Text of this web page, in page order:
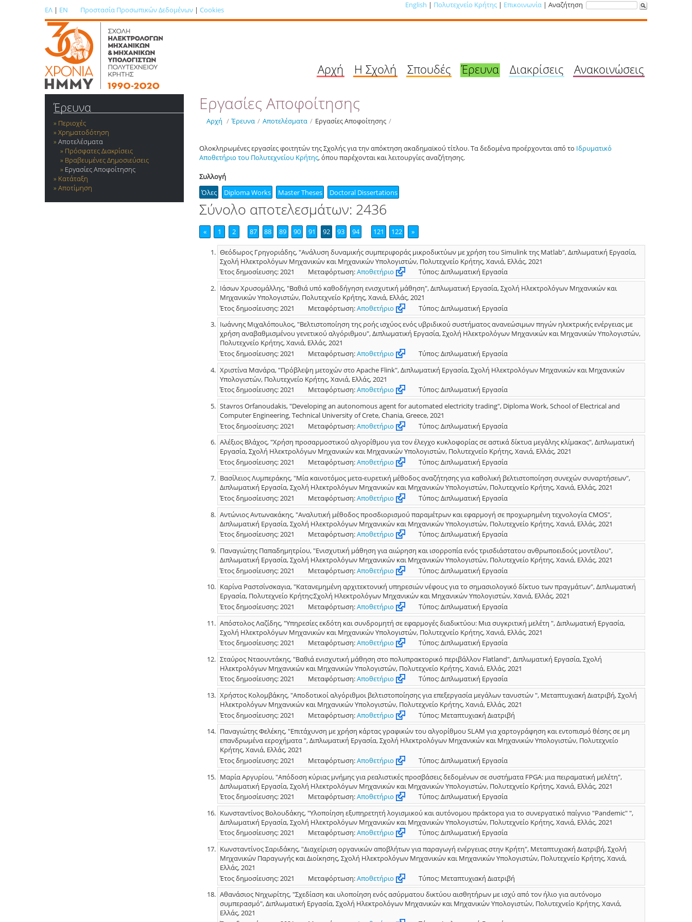
ΕΛ | EN Προστασία Προσωπικών Δεδομένων | Cookies
English | Πολυτεχνείο Κρήτης | Επικοινωνία | Αναζήτηση
Αρχή Η Σχολή Σπουδές Έρευνα Διακρίσεις Ανακοινώσεις
Έρευνα
Περιοχές
Χρηματοδότηση
Αποτελέσματα
Πρόσφατες Διακρίσεις
Βραβευμένες Δημοσιεύσεις
Εργασίες Αποφοίτησης
Κατάταξη
Αποτίμηση
Εργασίες Αποφοίτησης
Αρχή / Έρευνα / Αποτελέσματα / Εργασίες Αποφοίτησης /
Ολοκληρωμένες εργασίες φοιτητών της Σχολής για την απόκτηση ακαδημαϊκού τίτλου. Τα δεδομένα προέρχονται από το Ιδρυματικό
Αποθετήριο του Πολυτεχνείου Κρήτης, όπου παρέχονται και λειτουργίες αναζήτησης.
Συλλογή
Όλες
Diploma Works Master Theses Doctoral Dissertations
Σύνολο αποτελεσμάτων: 2436
« 1 2 87 88 89 90 91 92 93 94 121 122 »
Θεόδωρος Γρηγοριάδης, "Ανάλυση δυναμικής συμπεριφοράς μικροδικτύων με χρήση του Simulink της Matlab", Διπλωματική Εργασία,
Σχολή Ηλεκτρολόγων Μηχανικών και Μηχανικών Υπολογιστών, Πολυτεχνείο Κρήτης, Χανιά, Ελλάς, 2021
Έτος δημοσίευσης: 2021
Μεταφόρτωση:Αποθετήριο
Τύπος: Διπλωματική Εργασία
Ιάσων Χρυσομάλλης, "Βαθιά υπό καθοδήγηση ενισχυτική μάθηση", Διπλωματική Εργασία, Σχολή Ηλεκτρολόγων Μηχανικών και
Μηχανικών Υπολογιστών, Πολυτεχνείο Κρήτης, Χανιά, Ελλάς, 2021
Έτος δημοσίευσης: 2021
Μεταφόρτωση:Αποθετήριο
Τύπος: Διπλωματική Εργασία
Ιωάννης Μιχαλόπουλος, "Βελτιστοποίηση της ροής ισχύος ενός υβριδικού συστήματος ανανεώσιμων πηγών ηλεκτρικής ενέργειας με
χρήση αναβαθμισμένου γενετικού αλγόριθμου", Διπλωματική Εργασία, Σχολή Ηλεκτρολόγων Μηχανικών και Μηχανικών Υπολογιστών,
Πολυτεχνείο Κρήτης, Χανιά, Ελλάς, 2021
Έτος δημοσίευσης: 2021
Μεταφόρτωση:Αποθετήριο
Τύπος: Διπλωματική Εργασία
Χριστίνα Μανάρα, "Πρόβλεψη μετοχών στο Apache Flink", Διπλωματική Εργασία, Σχολή Ηλεκτρολόγων Μηχανικών και Μηχανικών
Υπολογιστών, Πολυτεχνείο Κρήτης, Χανιά, Ελλάς, 2021
Έτος δημοσίευσης: 2021
Μεταφόρτωση:Αποθετήριο
Τύπος: Διπλωματική Εργασία
Stavros Orfanoudakis, "Developing an autonomous agent for automated electricity trading", Diploma Work, School of Electrical and
Computer Engineering, Technical University of Crete, Chania, Greece, 2021
Έτος δημοσίευσης: 2021
Μεταφόρτωση:Αποθετήριο
Τύπος: Διπλωματική Εργασία
Αλέξιος Βλάχος, "Χρήση προσαρμοστικού αλγορίθμου για τον έλεγχο κυκλοφορίας σε αστικά δίκτυα μεγάλης κλίμακας", Διπλωματική
Εργασία, Σχολή Ηλεκτρολόγων Μηχανικών και Μηχανικών Υπολογιστών, Πολυτεχνείο Κρήτης, Χανιά, Ελλάς, 2021
Έτος δημοσίευσης: 2021
Μεταφόρτωση:Αποθετήριο
Τύπος: Διπλωματική Εργασία
Βασίλειος Λυμπεράκης, "Μία καινοτόμος μετα-ευρετική μέθοδος αναζήτησης για καθολική βελτιστοποίηση συνεχών συναρτήσεων",
Διπλωματική Εργασία, Σχολή Ηλεκτρολόγων Μηχανικών και Μηχανικών Υπολογιστών, Πολυτεχνείο Κρήτης, Χανιά, Ελλάς, 2021
Έτος δημοσίευσης: 2021
Μεταφόρτωση:Αποθετήριο
Τύπος: Διπλωματική Εργασία
Αντώνιος Αντωνακάκης, "Αναλυτική μέθοδος προσδιορισμού παραμέτρων και εφαρμογή σε προχωρημένη τεχνολογία CMOS",
Διπλωματική Εργασία, Σχολή Ηλεκτρολόγων Μηχανικών και Μηχανικών Υπολογιστών, Πολυτεχνείο Κρήτης, Χανιά, Ελλάς, 2021
Έτος δημοσίευσης: 2021
Μεταφόρτωση:Αποθετήριο
Τύπος: Διπλωματική Εργασία
Παναγιώτης Παπαδημητρίου, "Ενισχυτική μάθηση για αιώρηση και ισορροπία ενός τρισδιάστατου ανθρωποειδούς μοντέλου",
Διπλωματική Εργασία, Σχολή Ηλεκτρολόγων Μηχανικών και Μηχανικών Υπολογιστών, Πολυτεχνείο Κρήτης, Χανιά, Ελλάς, 2021
Έτος δημοσίευσης: 2021
Μεταφόρτωση:Αποθετήριο
Τύπος: Διπλωματική Εργασία
Καρίνα Ραστσίνσκαγια, "Κατανεμημένη αρχιτεκτονική υπηρεσιών νέφους για το σημασιολογικό δίκτυο των πραγμάτων", Διπλωματική
Εργασία, Πολυτεχνείο Κρήτης:Σχολή Ηλεκτρολόγων Μηχανικών και Μηχανικών Υπολογιστών, Χανιά, Ελλάς, 2021
Έτος δημοσίευσης: 2021
Μεταφόρτωση:Αποθετήριο
Τύπος: Διπλωματική Εργασία
Απόστολος Λαζίδης, "Υπηρεσίες εκδότη και συνδρομητή σε εφαρμογές διαδικτύου: Μια συγκριτική μελέτη ", Διπλωματική Εργασία,
Σχολή Ηλεκτρολόγων Μηχανικών και Μηχανικών Υπολογιστών, Πολυτεχνείο Κρήτης, Χανιά, Ελλάς, 2021
Έτος δημοσίευσης: 2021
Μεταφόρτωση:Αποθετήριο
Τύπος: Διπλωματική Εργασία
Σταύρος Νταουντάκης, "Βαθιά ενισχυτική μάθηση στο πολυπρακτορικό περιβάλλον Flatland", Διπλωματική Εργασία, Σχολή
Ηλεκτρολόγων Μηχανικών και Μηχανικών Υπολογιστών, Πολυτεχνείο Κρήτης, Χανιά, Ελλάς, 2021
Έτος δημοσίευσης: 2021
Μεταφόρτωση:Αποθετήριο
Τύπος: Διπλωματική Εργασία
Χρήστος Κολομβάκης, "Αποδοτικοί αλγόριθμοι βελτιστοποίησης για επεξεργασία μεγάλων τανυστών ", Μεταπτυχιακή Διατριβή, Σχολή
Ηλεκτρολόγων Μηχανικών και Μηχανικών Υπολογιστών, Πολυτεχνείο Κρήτης, Χανιά, Ελλάς, 2021
Έτος δημοσίευσης: 2021
Μεταφόρτωση:Αποθετήριο
Τύπος: Μεταπτυχιακή Διατριβή
Παναγιώτης Φελέκης, "Επιτάχυνση με χρήση κάρτας γραφικών του αλγορίθμου SLAM για χαρτογράφηση και εντοπισμό θέσης σε μη
επανδρωμένα εεροχήματα ", Διπλωματική Εργασία, Σχολή Ηλεκτρολόγων Μηχανικών και Μηχανικών Υπολογιστών, Πολυτεχνείο
Κρήτης, Χανιά, Ελλάς, 2021
Έτος δημοσίευσης: 2021
Μεταφόρτωση:Αποθετήριο
Τύπος: Διπλωματική Εργασία
Μαρία Αργυρίου, "Απόδοση κύριας μνήμης για ρεαλιστικές προσβάσεις δεδομένων σε συστήματα FPGA: μια πειραματική μελέτη",
Διπλωματική Εργασία, Σχολή Ηλεκτρολόγων Μηχανικών και Μηχανικών Υπολογιστών, Πολυτεχνείο Κρήτης, Χανιά, Ελλάς, 2021
Έτος δημοσίευσης: 2021
Μεταφόρτωση:Αποθετήριο
Τύπος: Διπλωματική Εργασία
Κωνσταντίνος Βολουδάκης, "Υλοποίηση εξυπηρετητή λογισμικού και αυτόνομου πράκτορα για το συνεργατικό παίγνιο "Pandemic" ",
Διπλωματική Εργασία, Σχολή Ηλεκτρολόγων Μηχανικών και Μηχανικών Υπολογιστών, Πολυτεχνείο Κρήτης, Χανιά, Ελλάς, 2021
Έτος δημοσίευσης: 2021
Μεταφόρτωση:Αποθετήριο
Τύπος: Διπλωματική Εργασία
Κωνσταντίνος Σαριδάκης, "Διαχείριση οργανικών αποβλήτων για παραγωγή ενέργειας στην Κρήτη", Μεταπτυχιακή Διατριβή, Σχολή
Μηχανικών Παραγωγής και Διοίκησης, Σχολή Ηλεκτρολόγων Μηχανικών και Μηχανικών Υπολογιστών, Πολυτεχνείο Κρήτης, Χανιά,
Ελλάς, 2021
Έτος δημοσίευσης: 2021
Μεταφόρτωση:Αποθετήριο
Τύπος: Μεταπτυχιακή Διατριβή
Αθανάσιος Νηχωρίτης, "Σχεδίαση και υλοποίηση ενός ασύρματου δικτύου αισθητήρων με ισχύ από τον ήλιο για αυτόνομο
συμπερασμό", Διπλωματική Εργασία, Σχολή Ηλεκτρολόγων Μηχανικών και Μηχανικών Υπολογιστών, Πολυτεχνείο Κρήτης, Χανιά,
Ελλάς, 2021